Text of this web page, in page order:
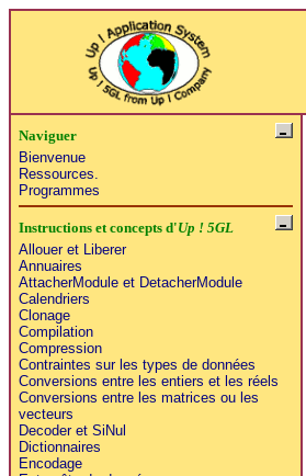
Naviguer
Bienvenue
Ressources.
Programmes
Instructions et concepts d'Up ! 5GL
Allouer et Liberer
Annuaires
AttacherModule et DetacherModule
Calendriers
Clonage
Compilation
Compression
Contraintes sur les types de données
Conversions entre les entiers et les réels
Conversions entre les matrices ou les
vecteurs
Decoder et SiNul
Dictionnaires
Encodage